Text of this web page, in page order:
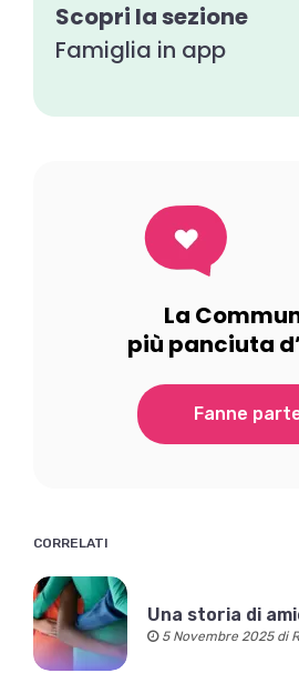
Scopri la sezione
Famiglia in app
La
più panciuta
Fanne
CORRELATI
Una storia di
5 Novembre 2025 di